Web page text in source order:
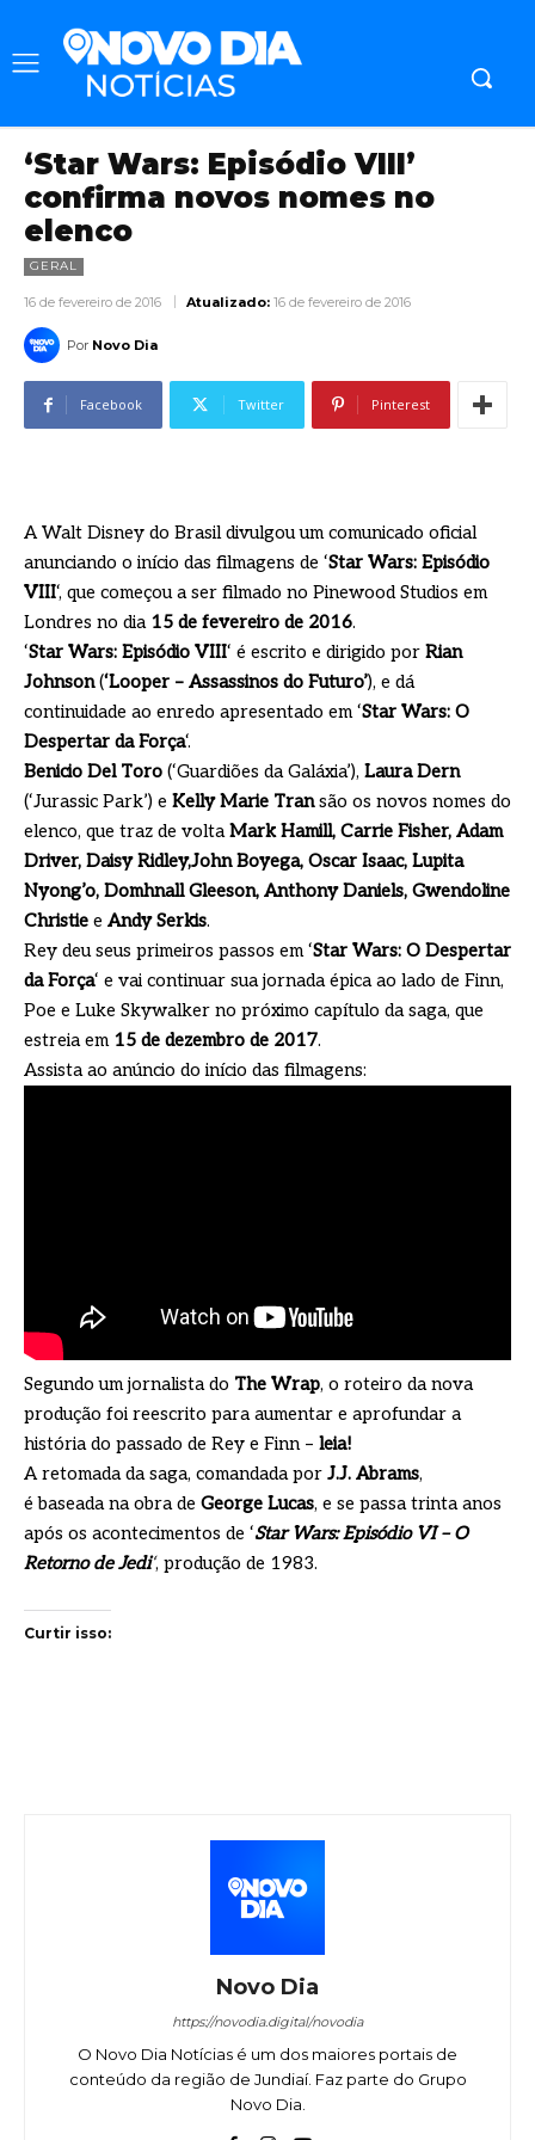
‘Star Wars: Episódio VIII’
confirma novos nomes no
elenco
GERAL
16 de fevereiro de 2016 Atualizado: 16 de fevereiro de 2016
Por Novo Dia
Facebook Twitter Pinterest
A Walt Disney do Brasil divulgou um comunicado oficial
anunciando o início das filmagens de ‘Star Wars: Episódio
VIII‘, que começou a ser filmado no Pinewood Studios em
Londres no dia 15 de fevereiro de 2016.
‘Star Wars: Episódio VIII‘ é escrito e dirigido por Rian
Johnson(‘Looper – Assassinos do Futuro’), e dá
continuidade ao enredo apresentado em ‘Star Wars: O
Despertar da Força‘.
Benicio Del Toro (‘Guardiões da Galáxia’), Laura Dern
(‘Jurassic Park’) e Kelly Marie Transão os novos nomes do
elenco, que traz de voltaMark Hamill, Carrie Fisher, Adam
Driver, Daisy Ridley,John Boyega, Oscar Isaac, Lupita
Nyong’o, Domhnall Gleeson, Anthony Daniels, Gwendoline
Christie e Andy Serkis.
Rey deu seus primeiros passos em ‘Star Wars: O Despertar
da Força‘ e vai continuar sua jornada épica ao lado de Finn,
Poe e Luke Skywalker no próximo capítulo da saga, que
estreia em15 de dezembro de 2017.
Assista ao anúncio do início das filmagens:
Segundo um jornalista do The Wrap, o roteiro da nova
produção foi reescrito para aumentar e aprofundar a
história do passado de Rey e Finn – leia!
A retomada da saga, comandada por J.J. Abrams,
é baseada na obra de George Lucas, e se passa trinta anos
após os acontecimentos de ‘Star Wars: Episódio VI – O
Retorno de Jedi‘, produção de 1983.
Curtir isso:
Novo Dia
https://novodia.digital/novodia
O Novo Dia Notícias é um dos maiores portais de
conteúdo da região de Jundiaí. Faz parte do Grupo
Novo Dia.